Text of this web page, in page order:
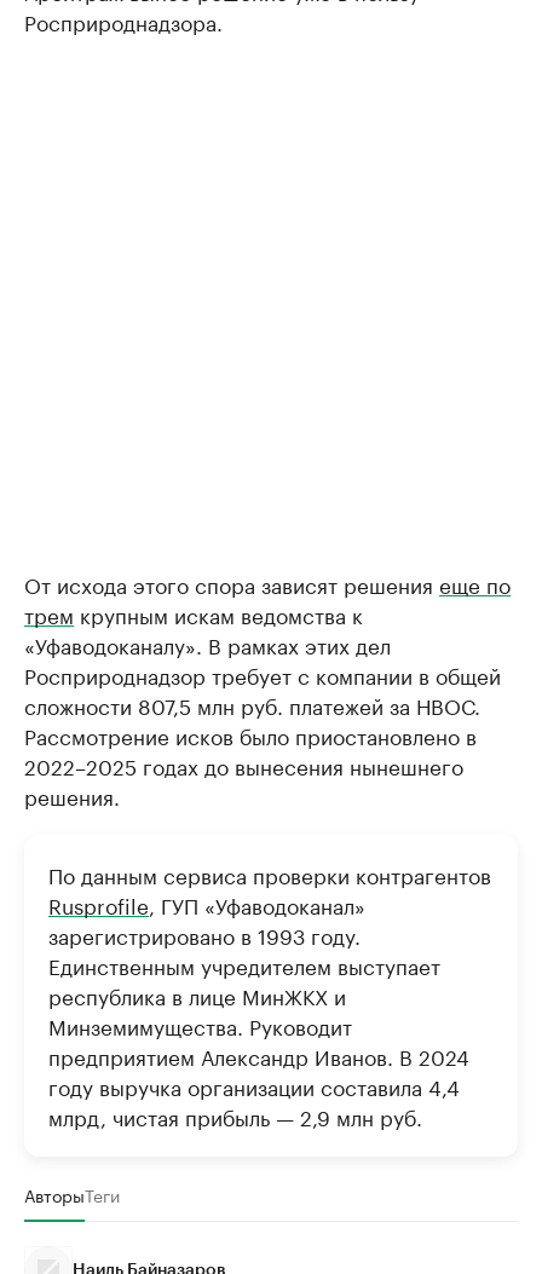
Росприроднадзора.
От исхода этого спора зависят решения еще по
трем крупным искам ведомства к
«Уфаводоканалу». В рамках этих дел
Росприроднадзор требует с компании в общей
сложности 807,5 млн руб. платежей за НВОС.
Рассмотрение исков было приостановлено в
2022–2025 годах до вынесения нынешнего
решения.
По данным сервиса проверки контрагентов
Rusprofile, ГУП «Уфаводоканал»
зарегистрировано в 1993 году.
Единственным учредителем выступает
республика в лице МинЖКХ и
Минземимущества. Руководит
предприятием Александр Иванов. В 2024
году выручка организации составила 4,4
млрд, чистая прибыль — 2,9 млн руб.
АвторыТеги